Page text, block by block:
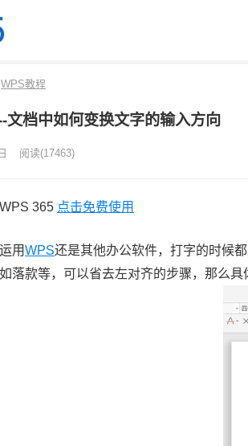
WPS教程
文档中如何变换文字的输入方向
阅读(17463)
365 点击免费使用
用WPS还是其他办公软件，打字的时候
落款等，可以省去左对齐的步骤，那么